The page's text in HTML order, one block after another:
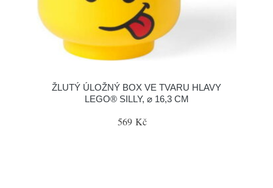
ŽLUTÝ ÚLOŽNÝ BOX VE TVARU HLAVY
LEGO® SILLY, ⌀ 16,3 CM
569 Kč